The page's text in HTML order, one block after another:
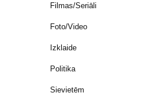
Filmas/Seriāli
Foto/Video
Izklaide
Politika
Sievietēm